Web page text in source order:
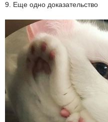
9. Еще одно доказательство